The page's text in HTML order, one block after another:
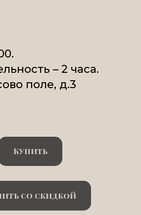
– 2 часа.
поле, д.3
Купить
со скидкой